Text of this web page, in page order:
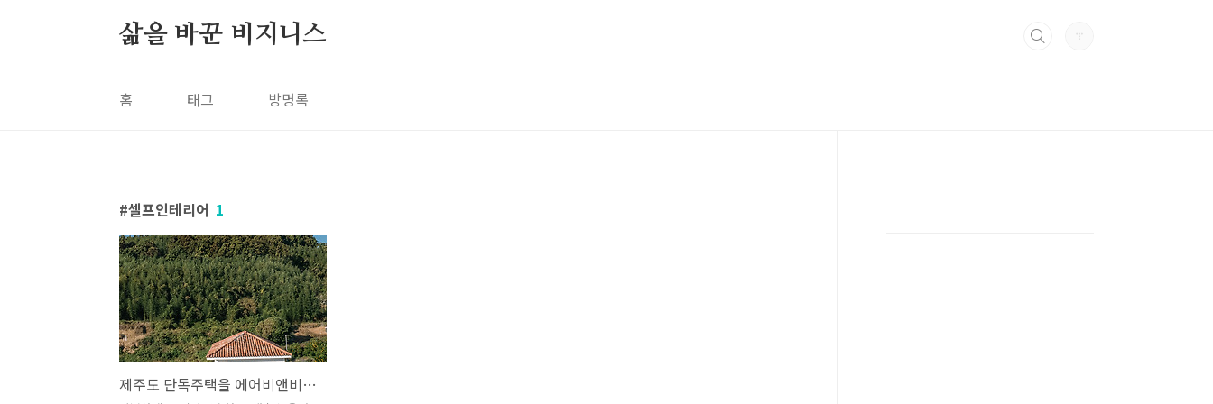
삶을 바꾼 비지니스
홈 태그 방명록
셀프인테리어 1
제주도 단독주택을 에어비앤비로 바꾼 과정: 셀프 리모델링과 숙소 창업 실전 후기